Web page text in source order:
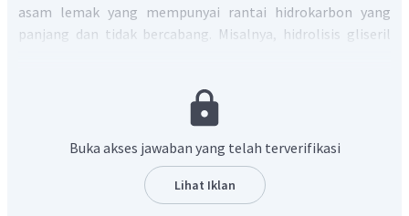
asam lemak yang mempunyai rantai hidrokarbon yang
panjang dan tidak bercabang. Misalnya, hidrolisis gliseril
Buka akses jawaban yang telah terverifikasi
Lihat Iklan